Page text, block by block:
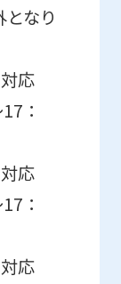
なり
応
：
応
：
応